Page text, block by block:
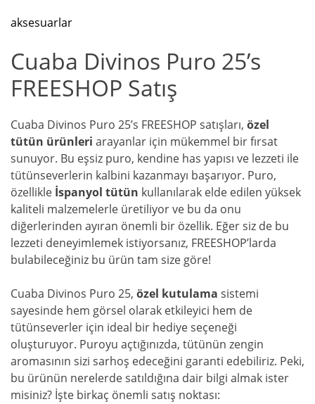
aksesuarlar
Cuaba Divinos Puro 25’s
FREESHOP Satış
Cuaba Divinos Puro 25’s FREESHOP satışları, özel
tütün ürünleri arayanlar için mükemmel bir fırsat
sunuyor. Bu eşsiz puro, kendine has yapısı ve lezzeti ile
tütünseverlerin kalbini kazanmayı başarıyor. Puro,
özellikle İspanyol tütün kullanılarak elde edilen yüksek
kaliteli malzemelerle üretiliyor ve bu da onu
diğerlerinden ayıran önemli bir özellik. Eğer siz de bu
lezzeti deneyimlemek istiyorsanız, FREESHOP’larda
bulabileceğiniz bu ürün tam size göre!
Cuaba Divinos Puro 25, özel kutulama sistemi
sayesinde hem görsel olarak etkileyici hem de
tütünseverler için ideal bir hediye seçeneği
oluşturuyor. Puroyu açtığınızda, tütünün zengin
aromasının sizi sarhoş edeceğini garanti edebiliriz. Peki,
bu ürünün nerelerde satıldığına dair bilgi almak ister
misiniz? İşte birkaç önemli satış noktası: